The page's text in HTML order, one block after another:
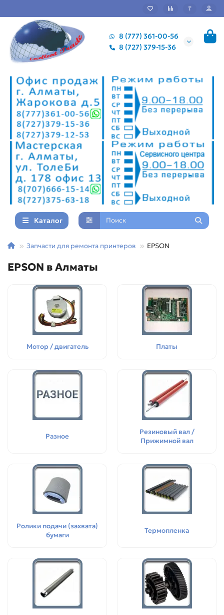
₸
8 (777) 361-00-56
8 (727) 379-15-36
Каталог
Запчасти для ремонта принтеров EPSON
EPSON в Алматы
Мотор / двигатель Платы
Разное
Резиновый вал /
Прижимной вал
Ролики подачи (захвата)
бумаги
Термопленка